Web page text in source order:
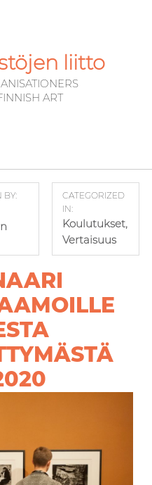
liitto
ART
BY:
CATEGORIZED
IN:
Koulutukset,
Vertaisuus